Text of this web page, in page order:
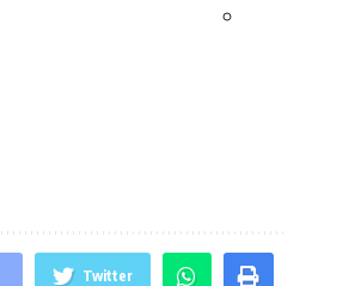
Twitter